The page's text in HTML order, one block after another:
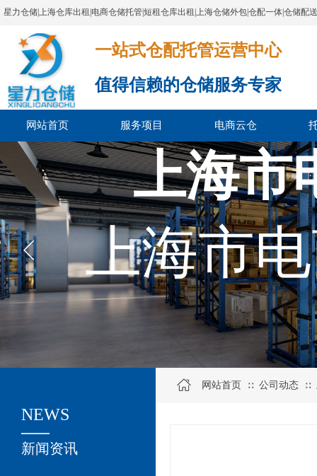
星力仓储|上海仓库出租|电商仓储托管|短租仓库出租|上海仓储外包|仓配一体|仓储配
一站式仓配托管运营中心​​​​​​​​​​​​​​​​​
值得信赖的仓储服务专家
网站首页 服务项目 电商云仓
上海市
上海市
关于我们
新闻资讯
NEWS
网站首页 ∷ 公司动态 ∷